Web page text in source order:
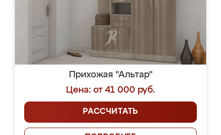
Прихожая "Альтар"
Цена: от 41 000 руб.
РАССЧИТАТЬ